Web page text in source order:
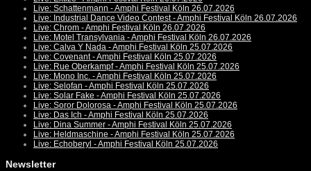
Live: Schattenmann - Amphi Festival Köln 26.07.2026
Live: Industrial Dance Video Contest - Amphi Festival Köln 26.07.2026
Live: Chrom - Amphi Festival Köln 26.07.2026
Live: Motel Transylvania - Amphi Festival Köln 26.07.2026
Live: Calva Y Nada - Amphi Festival Köln 25.07.2026
Live: Covenant - Amphi Festival Köln 25.07.2026
Live: Rue Oberkampf - Amphi Festival Köln 25.07.2026
Live: Mono Inc. - Amphi Festival Köln 25.07.2026
Live: Selofan - Amphi Festival Köln 25.07.2026
Live: Solar Fake - Amphi Festival Köln 25.07.2026
Live: Soror Dolorosa - Amphi Festival Köln 25.07.2026
Live: Das Ich - Amphi Festival Köln 25.07.2026
Live: Dina Summer - Amphi Festival Köln 25.07.2026
Live: Heldmaschine - Amphi Festival Köln 25.07.2026
Live: Echoberyl - Amphi Festival Köln 25.07.2026
Newsletter